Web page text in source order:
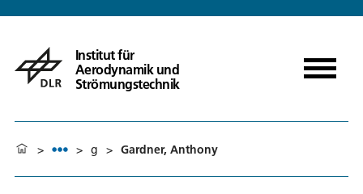
Institut für
Aerodynamik und
Strömungstechnik
> > g > Gardner, Anthony